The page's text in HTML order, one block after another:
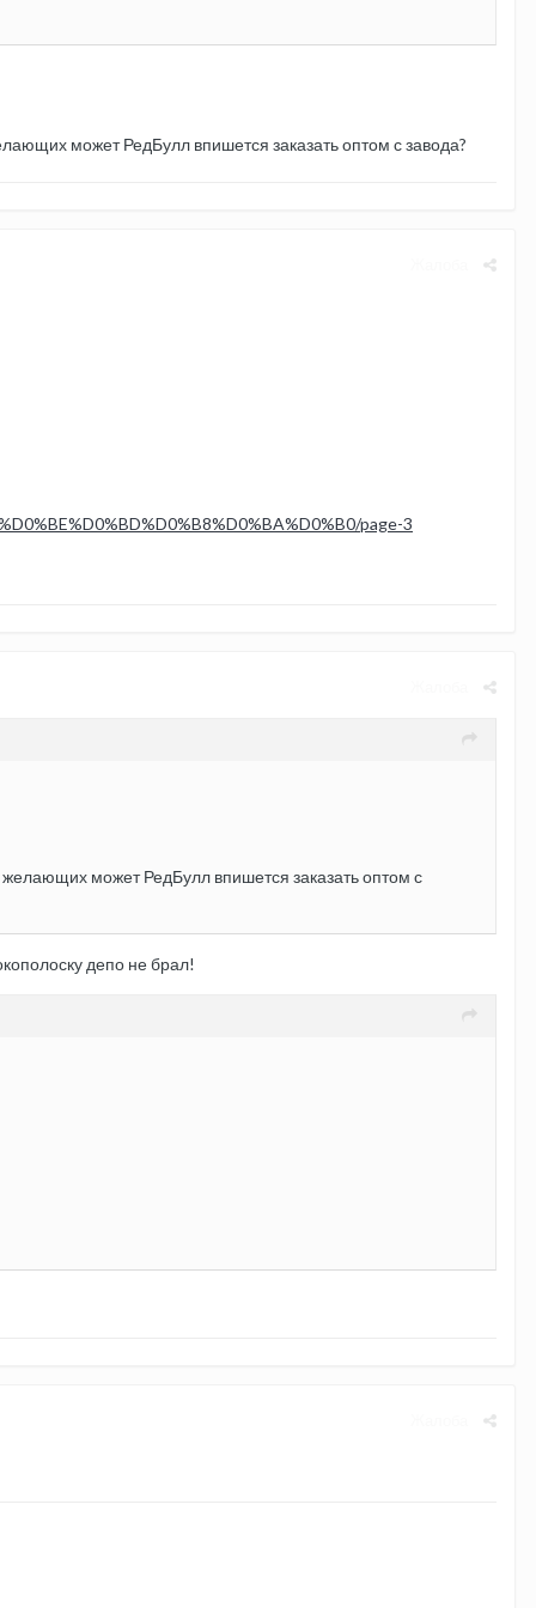
может РедБулл впишется заказать оптом с завода?
page-3
может РедБулл впишется заказать оптом с
депо не брал!